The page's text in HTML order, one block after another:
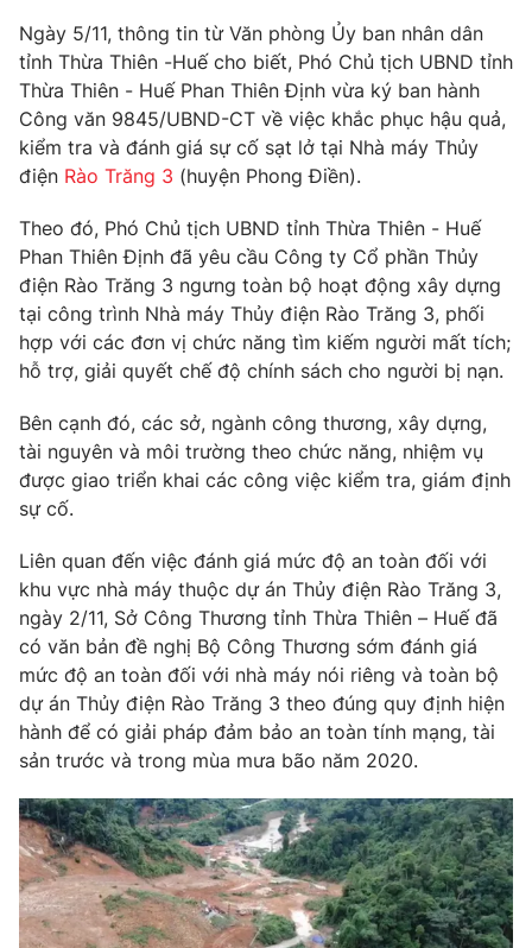
Câu chuyện quốc tế
Tài chính
Thị trường
Góc doanh nghiệp
Dữ liệu và đời sống
Truyền hình
Phim VTV
Hậu trường
Nhân vật
Khán giả
Giải sao mai
Điện ảnh
Âm nhạc
Sao
Đời sống
Du lịch
Làm đẹp
Chất lượng cuộc sống
Giáo dục
Tuyển sinh
Học trực tuyến
Hitech Công nghệ tương lai
Sản phẩm
Thị trường
Tư vấn
Giao lưu trực tuyến
Chuyên mục khác
Emagazine Podcast
Photo Infographic
Video Shorts video
VTV Money VTV Thể thao
Ngày 5/11, thông tin từ Văn phòng Ủy ban nhân dân
tỉnh Thừa Thiên -Huế cho biết, Phó Chủ tịch UBND tỉnh
Thừa Thiên - Huế Phan Thiên Định vừa ký ban hành
Công văn 9845/UBND-CT về việc khắc phục hậu quả,
kiểm tra và đánh giá sự cố sạt lở tại Nhà máy Thủy
điện Rào Trăng 3 (huyện Phong Điền).
Theo đó, Phó Chủ tịch UBND tỉnh Thừa Thiên - Huế
Phan Thiên Định đã yêu cầu Công ty Cổ phần Thủy
điện Rào Trăng 3 ngưng toàn bộ hoạt động xây dựng
tại công trình Nhà máy Thủy điện Rào Trăng 3, phối
hợp với các đơn vị chức năng tìm kiếm người mất tích;
hỗ trợ, giải quyết chế độ chính sách cho người bị nạn.
Bên cạnh đó, các sở, ngành công thương, xây dựng,
tài nguyên và môi trường theo chức năng, nhiệm vụ
được giao triển khai các công việc kiểm tra, giám định
sự cố.
Liên quan đến việc đánh giá mức độ an toàn đối với
khu vực nhà máy thuộc dự án Thủy điện Rào Trăng 3,
ngày 2/11, Sở Công Thương tỉnh Thừa Thiên – Huế đã
có văn bản đề nghị Bộ Công Thương sớm đánh giá
mức độ an toàn đối với nhà máy nói riêng và toàn bộ
dự án Thủy điện Rào Trăng 3 theo đúng quy định hiện
hành để có giải pháp đảm bảo an toàn tính mạng, tài
sản trước và trong mùa mưa bão năm 2020.